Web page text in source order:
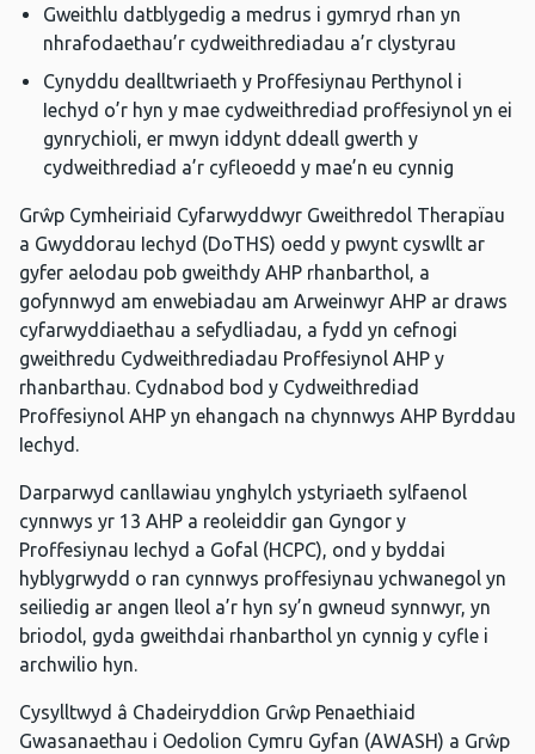
Gweithlu datblygedig a medrus i gymryd rhan yn
nhrafodaethau’r cydweithrediadau a’r clystyrau
Cynyddu dealltwriaeth y Proffesiynau Perthynol i
Iechyd o’r hyn y mae cydweithrediad proffesiynol yn ei
gynrychioli, er mwyn iddynt ddeall gwerth y
cydweithrediad a’r cyfleoedd y mae’n eu cynnig
Grŵp Cymheiriaid Cyfarwyddwyr Gweithredol Therapïau
a Gwyddorau Iechyd (DoTHS) oedd y pwynt cyswllt ar
gyfer aelodau pob gweithdy AHP rhanbarthol, a
gofynnwyd am enwebiadau am Arweinwyr AHP ar draws
cyfarwyddiaethau a sefydliadau, a fydd yn cefnogi
gweithredu Cydweithrediadau Proffesiynol AHP y
rhanbarthau. Cydnabod bod y Cydweithrediad
Proffesiynol AHP yn ehangach na chynnwys AHP Byrddau
Iechyd.
Darparwyd canllawiau ynghylch ystyriaeth sylfaenol
cynnwys yr 13 AHP a reoleiddir gan Gyngor y
Proffesiynau Iechyd a Gofal (HCPC), ond y byddai
hyblygrwydd o ran cynnwys proffesiynau ychwanegol yn
seiliedig ar angen lleol a’r hyn sy’n gwneud synnwyr, yn
briodol, gyda gweithdai rhanbarthol yn cynnig y cyfle i
archwilio hyn.
Cysylltwyd â Chadeiryddion Grŵp Penaethiaid
Gwasanaethau i Oedolion Cymru Gyfan (AWASH) a Grŵp